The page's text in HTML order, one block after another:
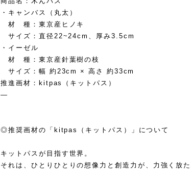
・キャンバス（丸太）
材 種：東京産ヒノキ
サイズ：直径22~24cm、厚み3.5cm
・イーゼル
材 種：東京産針葉樹の枝
サイズ：幅 約23cm × 高さ 約33cm
推進画材：kitpas（キットパス）
—
◎推奨画材の「kitpas（キットパス）」について
キットパスが目指す世界。
それは、ひとりひとりの想像力と創造力が、力強く放た